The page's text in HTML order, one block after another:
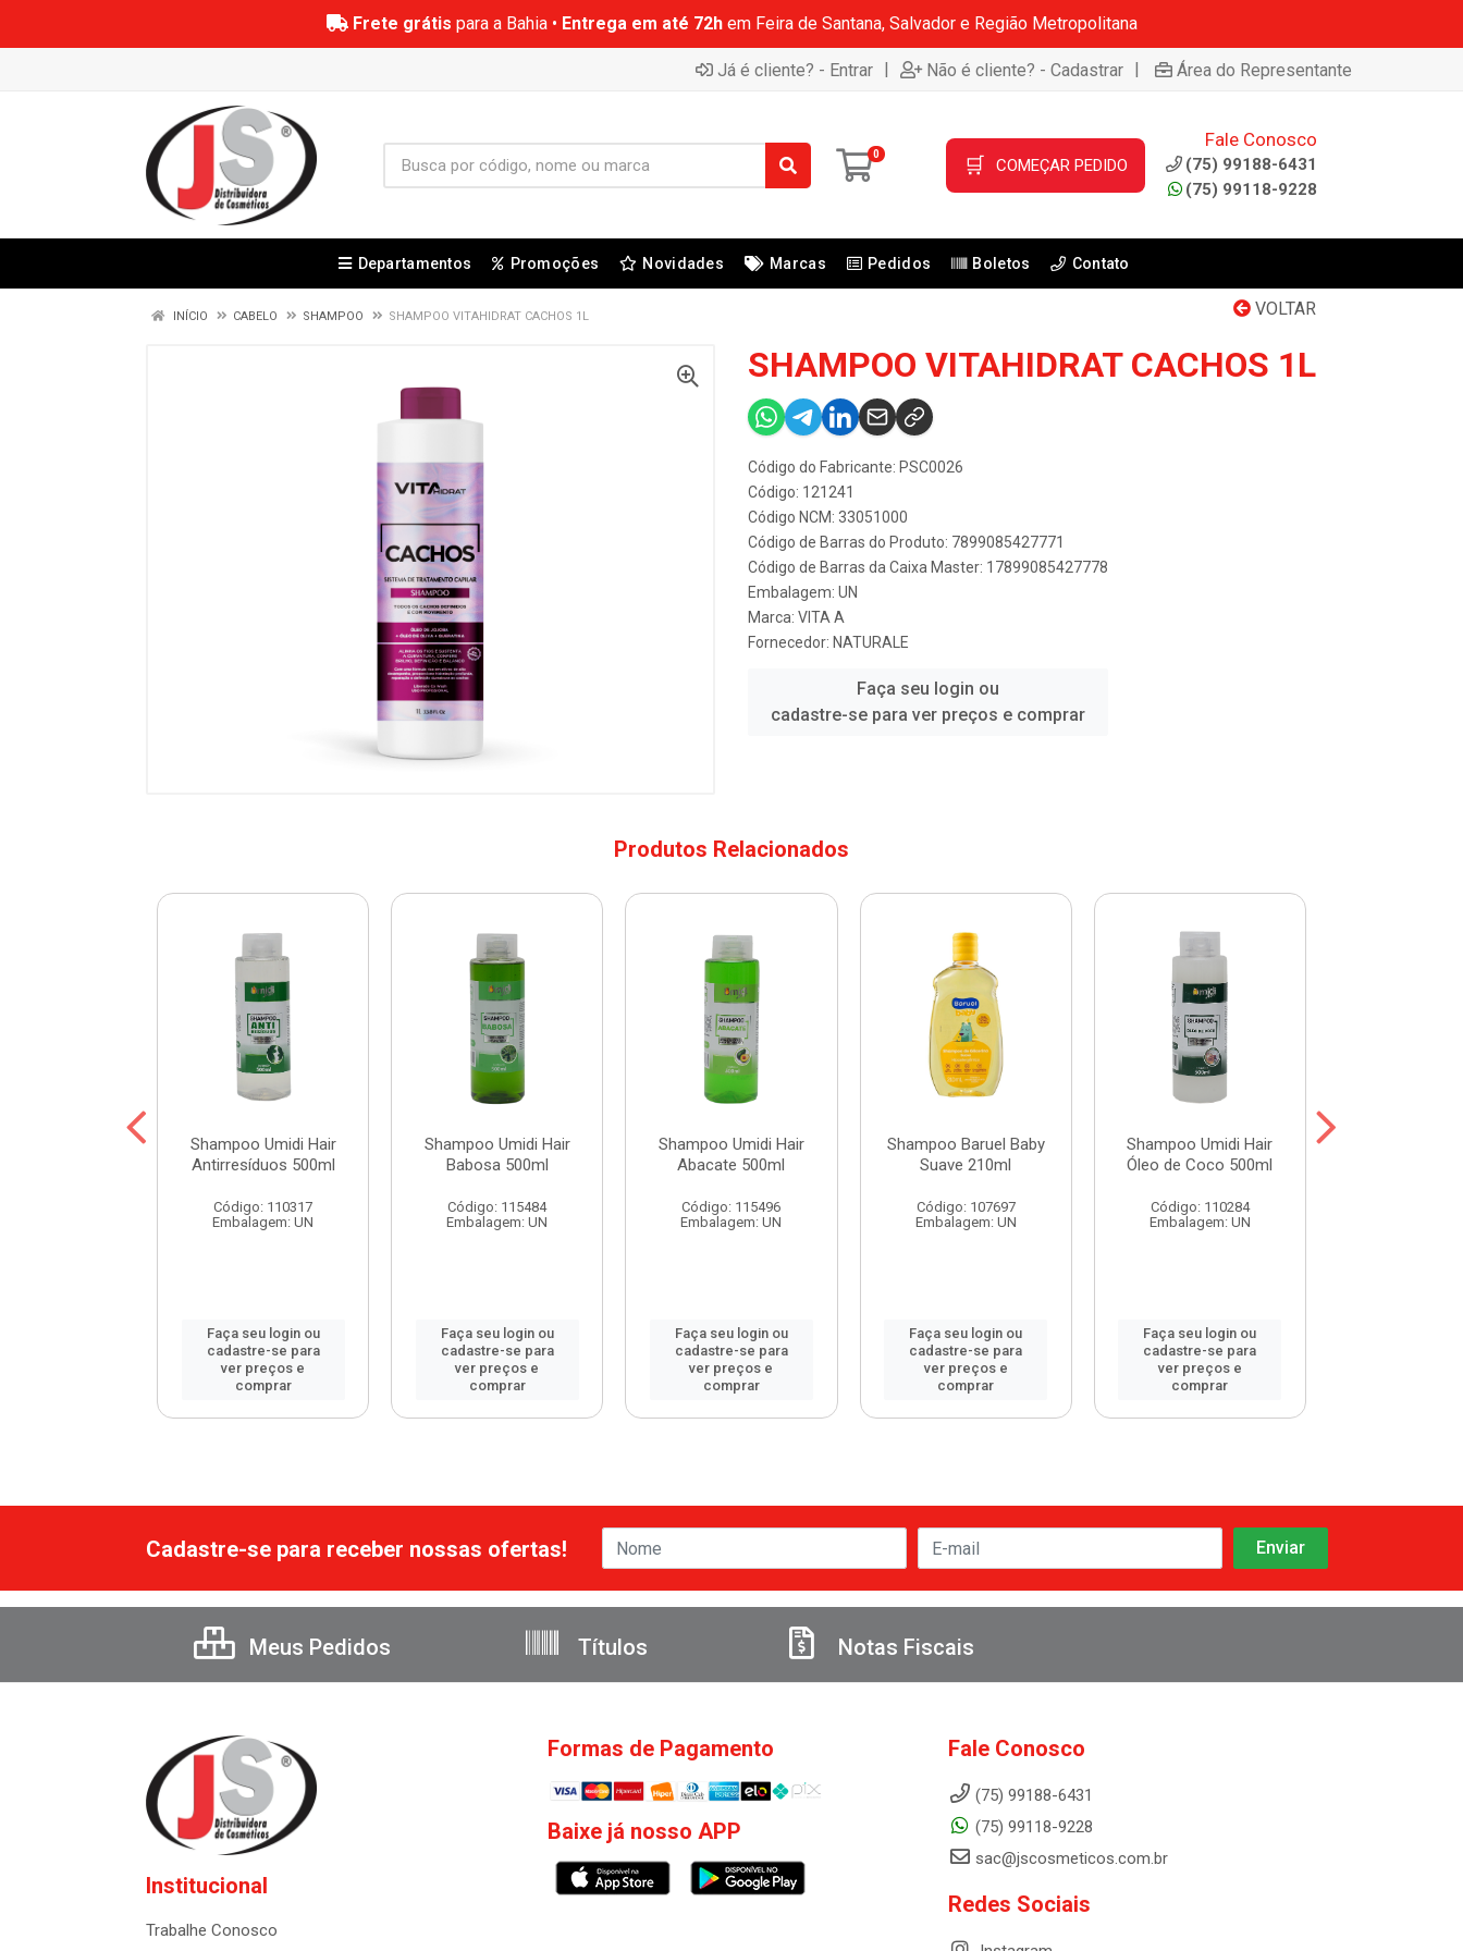
Frete grátis para a Bahia • Entrega em até 72hem Feira de Santana, Salvador e Região Metropolitana
Já é cliente? - Entrar | Não é cliente? - Cadastrar | Área do Representante
0 🛒 COMEÇAR PEDIDO
Fale Conosco
(75) 99188-6431
(75) 99118-9228
Departamentos Promoções Novidades Marcas Pedidos Boletos Contato
VOLTAR
INÍCIO CABELO SHAMPOO SHAMPOO VITAHIDRAT CACHOS 1L
SHAMPOO VITAHIDRAT CACHOS 1L
Código do Fabricante: PSC0026
Código: 121241
Código NCM: 33051000
Código de Barras do Produto: 7899085427771
Código de Barras da Caixa Master: 17899085427778
Embalagem: UN
Marca: VITA A
Fornecedor: NATURALE
Faça seu login ou
cadastre-se para ver preços e comprar
Produtos Relacionados
Shampoo Umidi Hair
Antirresíduos 500ml
Código: 110317
Embalagem: UN
Faça seu login ou
cadastre-se para
ver preços e
comprar
Shampoo Umidi Hair
Babosa 500ml
Código: 115484
Embalagem: UN
Faça seu login ou
cadastre-se para
ver preços e
comprar
Shampoo Umidi Hair
Abacate 500ml
Código: 115496
Embalagem: UN
Faça seu login ou
cadastre-se para
ver preços e
comprar
Shampoo Baruel Baby
Suave 210ml
Código: 107697
Embalagem: UN
Faça seu login ou
cadastre-se para
ver preços e
comprar
Shampoo Umidi Hair
Óleo de Coco 500ml
Código: 110284
Embalagem: UN
Faça seu login ou
cadastre-se para
ver preços e
comprar
Cadastre-se para receber nossas ofertas!
Meus Pedidos Títulos Notas Fiscais
Institucional
Trabalhe Conosco
Formas de Pagamento
Baixe já nosso APP
Fale Conosco
(75) 99188-6431
(75) 99118-9228
sac@jscosmeticos.com.br
Redes Sociais